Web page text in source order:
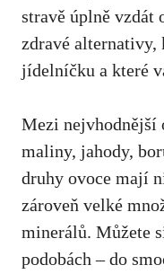
stravě⁤ úplně vzdát
zdravé alternativy,
jídelníčku a ​které⁢
Mezi nejvhodnější
maliny, ⁢jahody,
druhy ovoce mají
zároveň velké
minerálů. Můžete
podobách – do